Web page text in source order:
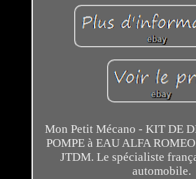
Mon Petit Mécano - KIT DE
POMPE à EAU ALFA
JTDM. Le spécialiste
automobile.